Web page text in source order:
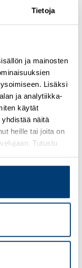
Tietoja
ja mainosten
Lisäksi
ja analytiikka-
käytät
näitä
heille tai joita on
Tutustu